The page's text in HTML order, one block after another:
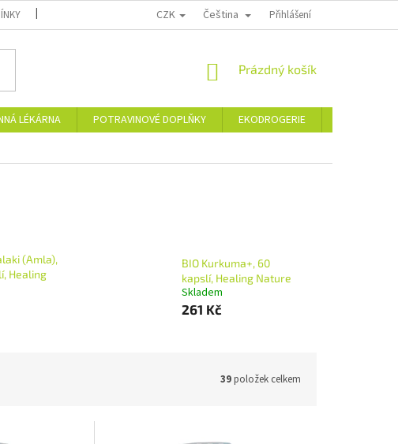
PODMÍNKY OCHRANY OSOBNÍCH ÚDAJŮ MOJE OBJEDNÁVKA
CZK Čeština Přihlášení
NÁKUPNÍ
Prázdný košík
LÉKÁRNA POTRAVINOVÉ DOPLŇKY EKODROGERIE
(Amla),
Healing
BIO Kurkuma+, 60
kapslí, Healing Nature
Skladem
261 Kč
39položek celkem